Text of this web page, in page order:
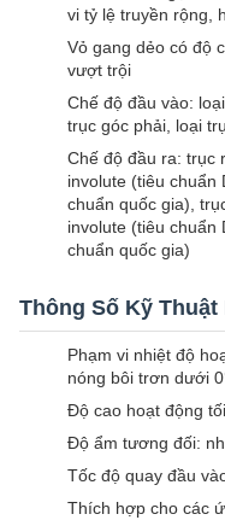
vi tỷ lệ truyền rộng,
Vỏ gang dẻo có độ
vượt trội
Chế độ đầu vào:
trục góc phải, loại
Chế độ đầu ra: trục
involute (tiêu chuẩn
chuẩn quốc gia),
involute (tiêu chuẩn
chuẩn quốc gia)
Thông Số Kỹ
Phạm vi nhiệt độ
nóng bôi trơn dưới
Độ cao hoạt động
Độ ẩm tương đối:
Tốc độ quay đầu
Thích hợp cho các